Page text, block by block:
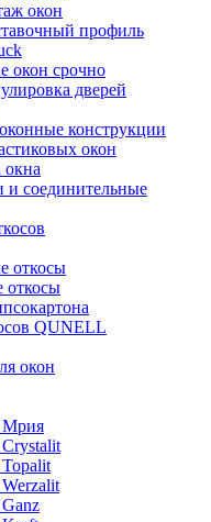
окон
профиль
окон срочно
дверей
конструкции
окон
окна
и соединительные
откосы
откосы
QUNELL
окон
Мрия